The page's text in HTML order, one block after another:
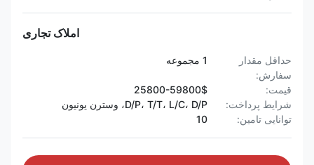
املاک تجاری
حداقل مقدار
سفارش:
قیمت:
25800-59800$
شرایط پرداخت:
D/P، T/T، L/C، D/P، وسترن یونیون
توانایی تامین: